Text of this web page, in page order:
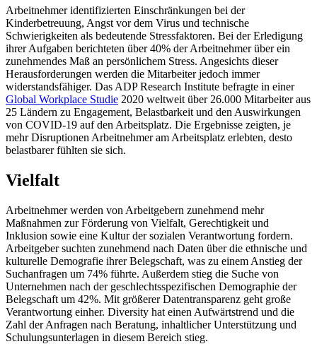
Arbeitnehmer identifizierten Einschränkungen bei der
Kinderbetreuung, Angst vor dem Virus und technische
Schwierigkeiten als bedeutende Stressfaktoren. Bei der Erledigung
ihrer Aufgaben berichteten über 40% der Arbeitnehmer über ein
zunehmendes Maß an persönlichem Stress. Angesichts dieser
Herausforderungen werden die Mitarbeiter jedoch immer
widerstandsfähiger. Das ADP Research Institute befragte in einer
Global Workplace Studie 2020 weltweit über 26.000 Mitarbeiter aus
25 Ländern zu Engagement, Belastbarkeit und den Auswirkungen
von COVID-19 auf den Arbeitsplatz. Die Ergebnisse zeigten, je
mehr Disruptionen Arbeitnehmer am Arbeitsplatz erlebten, desto
belastbarer fühlten sie sich.
Vielfalt
Arbeitnehmer werden von Arbeitgebern zunehmend mehr
Maßnahmen zur Förderung von Vielfalt, Gerechtigkeit und
Inklusion sowie eine Kultur der sozialen Verantwortung fordern.
Arbeitgeber suchten zunehmend nach Daten über die ethnische und
kulturelle Demografie ihrer Belegschaft, was zu einem Anstieg der
Suchanfragen um 74% führte. Außerdem stieg die Suche von
Unternehmen nach der geschlechtsspezifischen Demographie der
Belegschaft um 42%. Mit größerer Datentransparenz geht große
Verantwortung einher. Diversity hat einen Aufwärtstrend und die
Zahl der Anfragen nach Beratung, inhaltlicher Unterstützung und
Schulungsunterlagen in diesem Bereich stieg.